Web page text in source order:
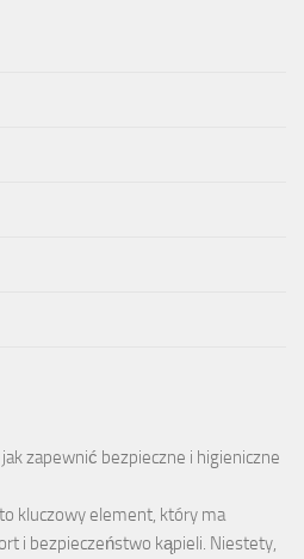
zapewnić bezpieczne i higieniczne
kluczowy element, który ma
i bezpieczeństwo kąpieli. Niestety,